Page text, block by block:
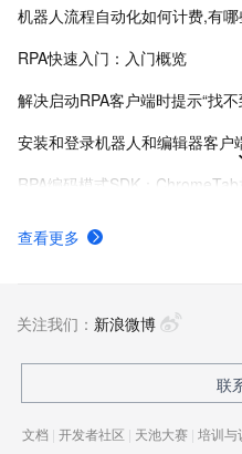
机器人流程自动化如何计费,有
RPA快速入门：入门概览
安装和登录机器人和编辑器客户
RPA编码模式SDK：ChromeTab
Chrome插件版本兼容与安装排
如何通过RPA操作Win32Window
查看更多
关注我们： 新浪微博
联
文档 | 开发者社区 | 天池大赛 | 培训与